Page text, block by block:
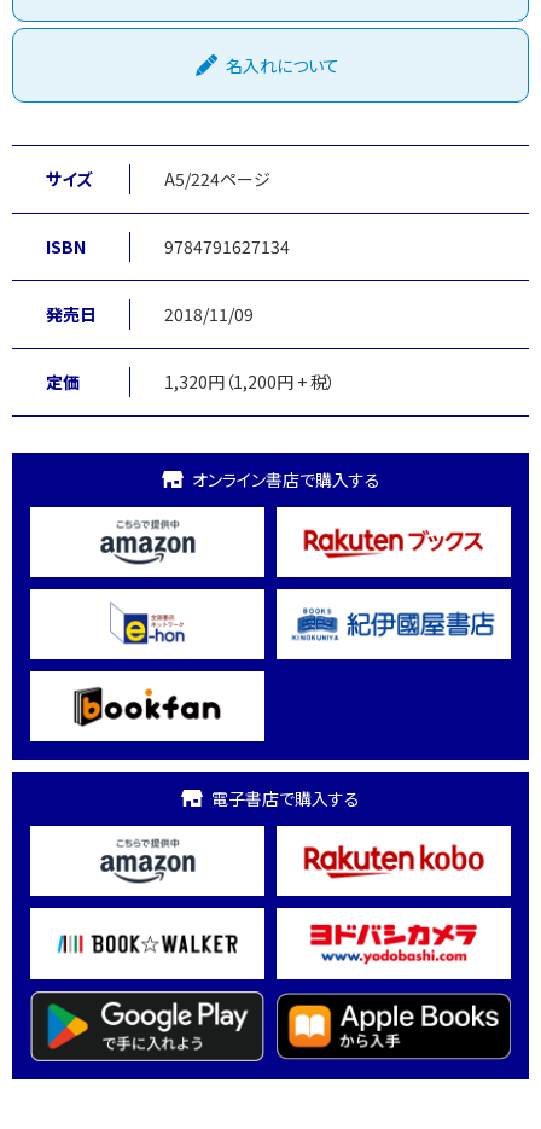
名入れについて
サイズ A5/224ページ
ISBN 9784791627134
発売日 2018/11/09
定価 1,320円（1,200円 + 税）
オンライン書店で購入する
電子書店で購入する